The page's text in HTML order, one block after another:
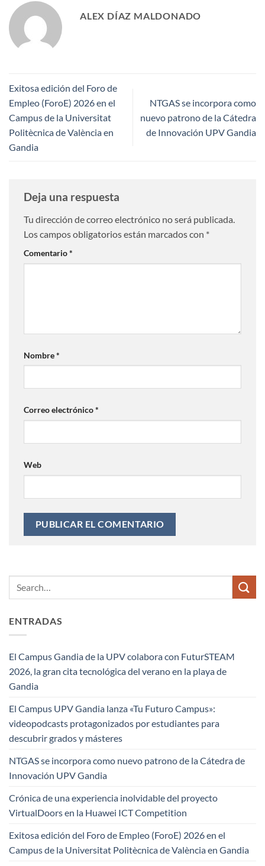
ALEX DÍAZ MALDONADO
Exitosa edición del Foro de
Empleo (ForoE) 2026 en el
Campus de la Universitat
Politècnica de València en
Gandia
NTGAS se incorpora como
nuevo patrono de la Cátedra
de Innovación UPV Gandia
Deja una respuesta
Tu dirección de correo electrónico no será publicada.
Los campos obligatorios están marcados con *
Comentario*
Nombre*
Correo electrónico*
Web
ENTRADAS
El Campus Gandia de la UPV colabora con FuturSTEAM
2026, la gran cita tecnológica del verano en la playa de
Gandia
El Campus UPV Gandia lanza «Tu Futuro Campus»:
videopodcasts protagonizados por estudiantes para
descubrir grados y másteres
NTGAS se incorpora como nuevo patrono de la Cátedra de
Innovación UPV Gandia
Crónica de una experiencia inolvidable del proyecto
VirtualDoors en la Huawei ICT Competition
Exitosa edición del Foro de Empleo (ForoE) 2026 en el
Campus de la Universitat Politècnica de València en Gandia